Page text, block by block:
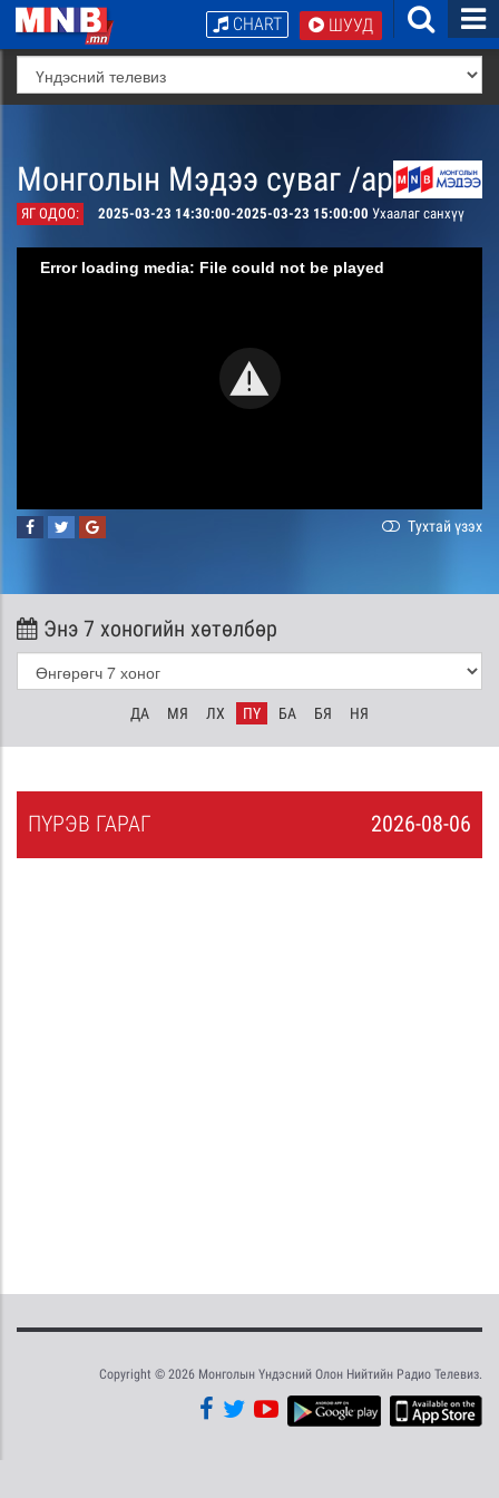
ШУУД
CHART
Монголын Мэдээ суваг /архив/
ЯГ ОДОО: 2025-03-23 14:30:00-2025-03-23 15:00:00 Ухаалаг санхүү
Error loading media: File could not be played
Тухтай үзэх
Энэ 7 хоногийн хөтөлбөр
ДА МЯ ЛХ ПҮ БА БЯ НЯ
2026-08-06
ПҮРЭВ ГАРАГ
Copyright © 2026 Монголын Үндэсний Олон Нийтийн Радио Телевиз.